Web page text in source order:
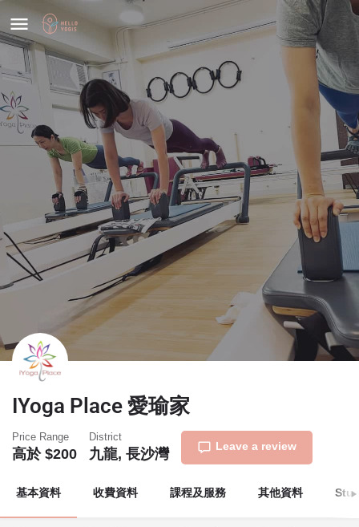
IYoga Place 愛瑜家
Price Range
高於 $200
District
九龍, 長沙灣 Leave a review
基本資料 收費資料 課程及服務 其他資料